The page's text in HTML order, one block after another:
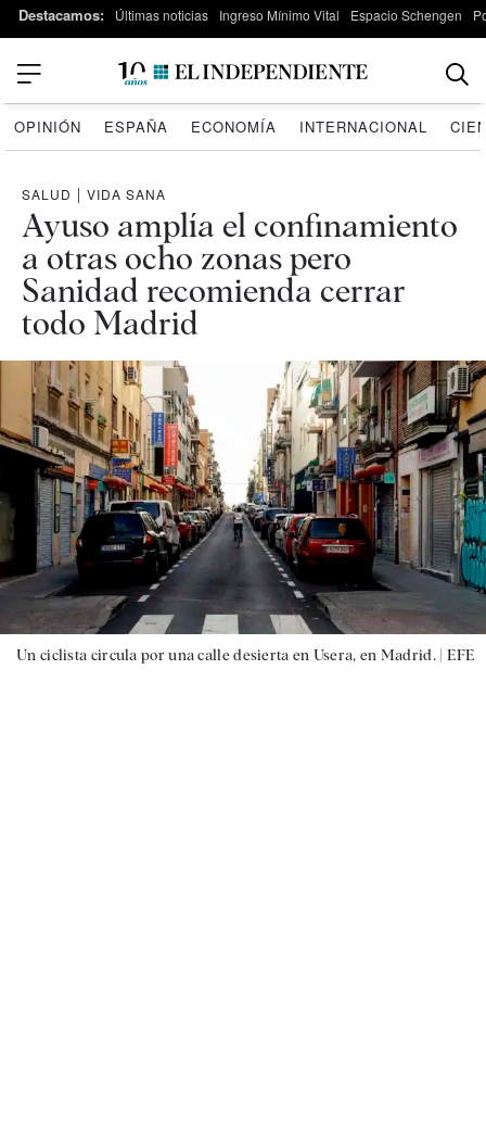
Destacamos: Últimas noticias Ingreso Mínimo Vital Espacio Schengen
OPINIÓN ESPAÑA ECONOMÍA INTERNACIONAL
SALUD | VIDA SANA
Ayuso amplía el confinamiento
a otras ocho zonas pero
Sanidad recomienda cerrar
todo Madrid
Un ciclista circula por una calle desierta en Usera, en Madrid. | EFE